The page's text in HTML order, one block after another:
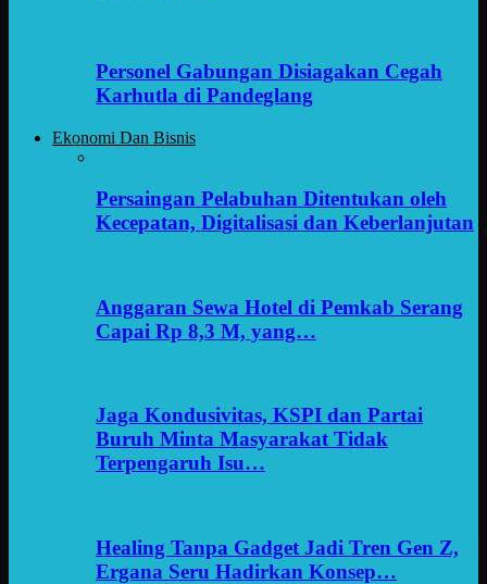
Personel Gabungan Disiagakan Cegah
Karhutla di Pandeglang
Ekonomi Dan Bisnis
Persaingan Pelabuhan Ditentukan oleh
Kecepatan, Digitalisasi dan Keberlanjutan
Anggaran Sewa Hotel di Pemkab Serang
Capai Rp 8,3 M, yang…
Jaga Kondusivitas, KSPI dan Partai
Buruh Minta Masyarakat Tidak
Terpengaruh Isu…
Healing Tanpa Gadget Jadi Tren Gen Z,
Ergana Seru Hadirkan Konsep…